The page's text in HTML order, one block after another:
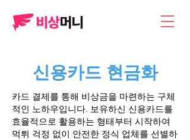
​신용카드 현금화
카드 결제를 통해 비상금을 마련하는 구체
적인 노하우입니다. 보유하신 신용카드를
효율적으로 활용하는 형태부터 시작하여
먹튀 걱정 없이 안전한 정식 업체를 선별하